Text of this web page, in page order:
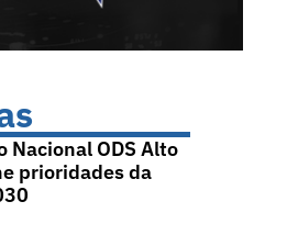
Nacional ODS Alto
prioridades da